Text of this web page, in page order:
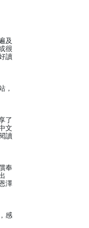
及
很
讀
，
了
文
讀
奉
澤
感